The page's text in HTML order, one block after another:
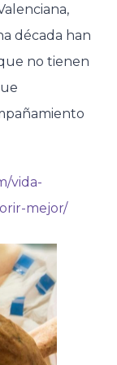
década han
no tienen
vida-
mejor/